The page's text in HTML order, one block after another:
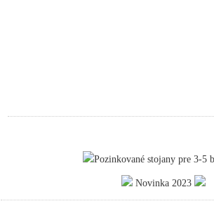
Pozinkované stojany pre 3-5
Novinka 2023